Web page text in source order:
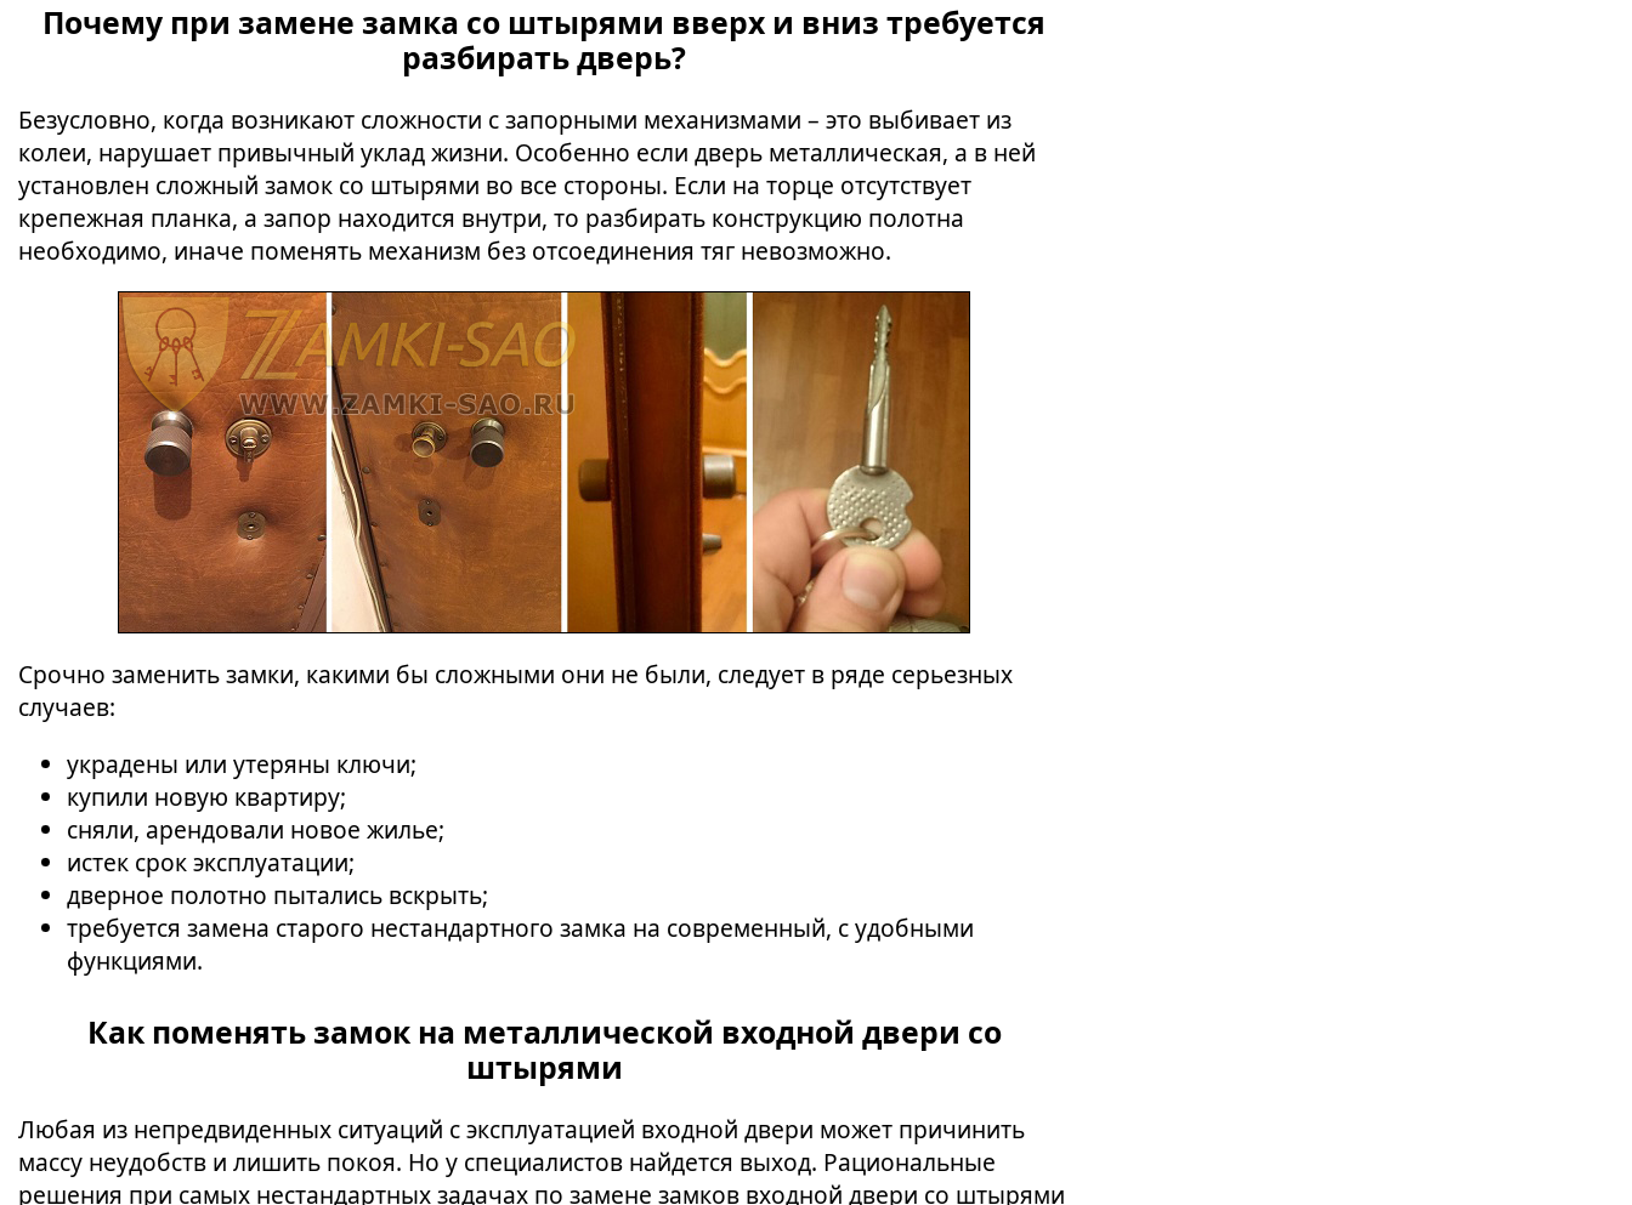
Почему при замене замка со штырями вверх и вниз требуется
разбирать дверь?
Безусловно, когда возникают сложности с запорными механизмами – это выбивает из
колеи, нарушает привычный уклад жизни. Особенно если дверь металлическая, а в ней
установлен сложный замок со штырями во все стороны. Если на торце отсутствует
крепежная планка, а запор находится внутри, то разбирать конструкцию полотна
необходимо, иначе поменять механизм без отсоединения тяг невозможно.
Срочно заменить замки, какими бы сложными они не были, следует в ряде серьезных
случаев:
украдены или утеряны ключи;
купили новую квартиру;
сняли, арендовали новое жилье;
истек срок эксплуатации;
дверное полотно пытались вскрыть;
требуется замена старого нестандартного замка на современный, с удобными
функциями.
Как поменять замок на металлической входной двери со
штырями
Любая из непредвиденных ситуаций с эксплуатацией входной двери может причинить
массу неудобств и лишить покоя. Но у специалистов найдется выход. Рациональные
решения при самых нестандартных задачах по замене замков входной двери со штырями